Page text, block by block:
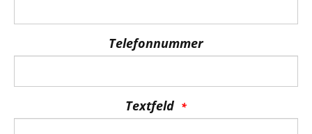
Telefonnummer
Textfeld